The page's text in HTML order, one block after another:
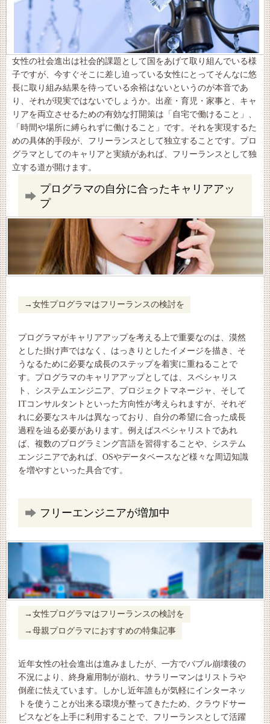
女性の社会進出は社会的課題として国をあげて取り組んでいる様
子ですが、今すぐそこに差し迫っている女性にとってそんなに悠
長に取り組み結果を待っている余裕はないというのが本音であ
り、それが現実ではないでしょうか。出産・育児・家事と、キャ
リアを両立させるための有効な打開策は「自宅で働けること」、
「時間や場所に縛られずに働けること」です。それを実現するた
めの具体的手段が、フリーランスとして独立することです。プロ
グラマとしてのキャリアと実績があれば、フリーランスとして独
立する道が開けます。
プログラマの自分に合ったキャリアアッ
プ
女性プログラマはフリーランスの検討を
プログラマがキャリアアップを考える上で重要なのは、漠然
とした掛け声ではなく、はっきりとしたイメージを描き、そ
うなるために必要な成長のステップを着実に重ねることで
す。プログラマのキャリアアップとしては、スペシャリス
ト、システムエンジニア、プロジェクトマネージャ、そして
ITコンサルタントといった方向性が考えられますが、それぞ
れに必要なスキルは異なっており、自分の希望に合った成長
過程を辿る必要があります。例えばスペシャリストであれ
ば、複数のプログラミング言語を習得することや、システム
エンジニアであれば、OSやデータベースなど様々な周辺知識
を増やすといった具合です。
フリーエンジニアが増加中
女性プログラマはフリーランスの検討を
母親プログラマにおすすめの特集記事
近年女性の社会進出は進みましたが、一方でバブル崩壊後の
不況により、終身雇用制が崩れ、サラリーマンはリストラや
倒産に怯えています。しかし近年誰もが気軽にインターネッ
トを使うことが出来る環境が整ってきたため、クラウドサー
ビスなどを上手に利用することで、フリーランスとして活躍